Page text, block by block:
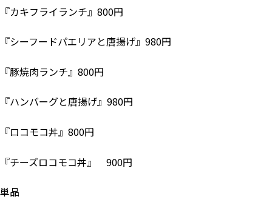
『カキフライランチ』800円
『シーフードパエリアと唐揚げ』980円
『豚焼肉ランチ』800円
『ハンバーグと唐揚げ』980円
『ロコモコ丼』800円
『チーズロコモコ丼』 900円
単品